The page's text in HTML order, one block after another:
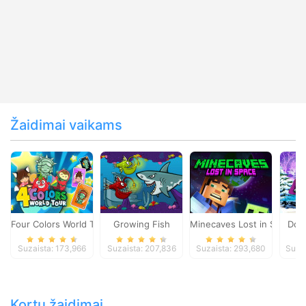
Žaidimai vaikams
Four Colors World Tour
Suzaista: 173,966
Growing Fish
Suzaista: 207,836
Minecaves Lost in Space
Suzaista: 293,680